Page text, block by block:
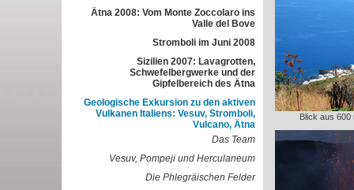
Ätna 2008: Vom Monte Zoccolaro ins
Valle del Bove
Stromboli im Juni 2008
Sizilien 2007: Lavagrotten,
Schwefelbergwerke und der
Gipfelbereich des Ätna
Geologische Exkursion zu den aktiven
Vulkanen Italiens: Vesuv, Stromboli,
Vulcano, Ätna
Das Team
Vesuv, Pompeji und Herculaneum
Die Phlegräischen Felder
Blick aus 600